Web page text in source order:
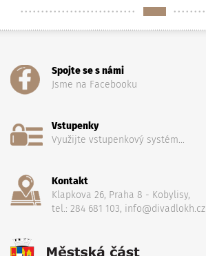
Spojte se s námi
Jsme na Facebooku
Vstupenky
Využijte vstupenkový systém...
Kontakt
Klapkova 26, Praha 8 - Kobylisy,
tel.: 284 681 103, info@divadlokh.cz